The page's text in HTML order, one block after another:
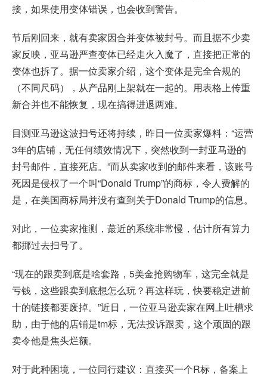
接，如果使用变体错误，也会收到警告。
节后刚回来，就有卖家因合并变体被封号。而且据不少卖
家反映，亚马逊严查变体已经走火入魔了，直接把正常的
变体也拆了。据一位卖家介绍，这个变体是完全合规的
（不同尺码），从产品刚上架就在一起的。用表格上传重
新合并也不能恢复，现在搞得进退两难。
目测亚马逊这波扫号还将持续，昨日一位卖家爆料：“运营
3年的店铺，无任何绩效情况下，突然收到一封亚马逊的
封号邮件，直接死店。”而从卖家收到的邮件来看，该账号
死因是侵权了一个叫“Donald Trump”的商标，令人费解的
是，在美国商标局并没有查到关于Donald Trump的信息。
对此，一位卖家推测，蕞近的系统非常慢，估计所有算力
都挪过去扫号了。
“现在的跟卖到底是啥套路，5美金抢购物车，这完全就是
亏钱，这些跟卖到底想怎么玩？再这样玩，快要稳定进前
十的链接都要废掉。”近日，一位亚马逊卖家在网上吐槽求
助，由于他的店铺是tm标，无法投诉跟卖，这个顽固的跟
卖令他是焦头烂额。
对于此种困境，一位同行建议：直接买一个R标，备案上